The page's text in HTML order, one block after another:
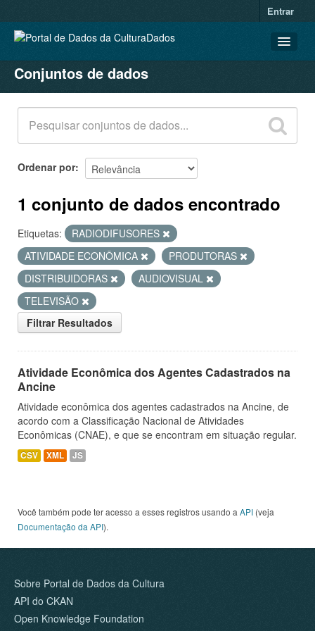
Entrar
CONJUNTOS DE DADOS
ORGANIZAÇÕES
GRUPOS
SOBRE
Conjuntos de dados
Ordenar por
1 conjunto de dados encontrado
Etiquetas:
RADIODIFUSORES
ATIVIDADE ECONÔMICA
PRODUTORAS
DISTRIBUIDORAS
AUDIOVISUAL
TELEVISÃO
Filtrar Resultados
Atividade Econômica dos Agentes Cadastrados na
Ancine
Atividade econômica dos agentes cadastrados na Ancine, de
acordo com a Classificação Nacional de Atividades
Econômicas (CNAE), e que se encontram em situação regular.
CSV XML JS
Você também pode ter acesso a esses registros usando a API (veja
Documentação da API).
Sobre Portal de Dados da Cultura
API do CKAN
Open Knowledge Foundation